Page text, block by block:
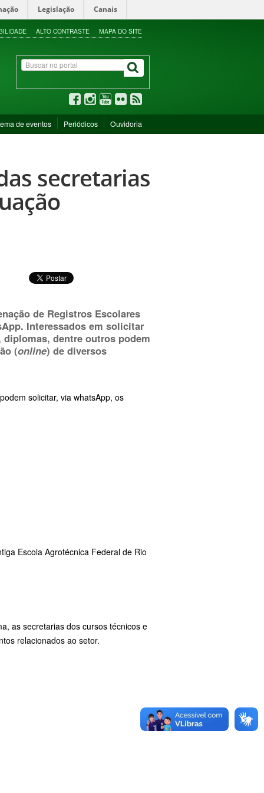
Legislação Canais
ALTO CONTRASTE MAPA DO SITE
de eventos Periódicos Ouvidoria
secretarias
de Registros Escolares
Interessados em solicitar
dentre outros podem
(online) de diversos
solicitar, via whatsApp, os
Escola Agrotécnica Federal de Rio
as secretarias dos cursos técnicos e
relacionados ao setor.